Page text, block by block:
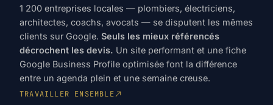
1 200 entreprises locales — plombiers, électriciens,
architectes, coachs, avocats — se disputent les mêmes
clients sur Google. Seuls les mieux référencés
décrochent les devis. Un site performant et une fiche
Google Business Profile optimisée font la différence
entre un agenda plein et une semaine creuse.
TRAVAILLER ENSEMBLE